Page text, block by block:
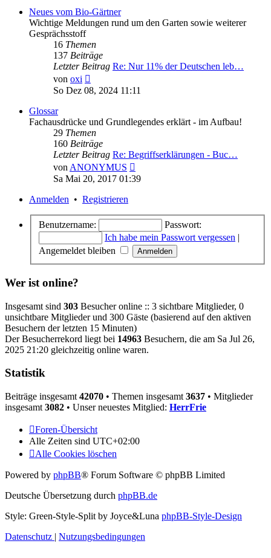
Neues vom Bio-Gärtner
Wichtige Meldungen rund um den Garten sowie weiterer
Gesprächsstoff
16 Themen
137 Beiträge
Letzter Beitrag Re: Nur 11% der Deutschen leb…
von oxi
Beitrag
So Dez 08, 2024 11:11
Glossar
Fachausdrücke und Grundlegendes erklärt - im Aufbau!
29 Themen
160 Beiträge
Letzter Beitrag Re: Begriffserklärungen - Buc…
von ANONYMUS
Beitrag
Sa Mai 20, 2017 01:39
Anmelden • Registrieren
Benutzername:
Passwort:
Ich habe mein Passwort vergessen |
Angemeldet bleiben
Wer ist online?
Insgesamt sind 303 Besucher online :: 3 sichtbare Mitglieder, 0
unsichtbare Mitglieder und 300 Gäste (basierend auf den aktiven
Besuchern der letzten 15 Minuten)
Der Besucherrekord liegt bei 14963 Besuchern, die am Sa Jul 26,
2025 21:20 gleichzeitig online waren.
Statistik
Beiträge insgesamt 42070 • Themen insgesamt 3637 • Mitglieder
insgesamt 3082 • Unser neuestes Mitglied: HerrFrie
Foren-Übersicht
Alle Zeiten sind UTC+02:00
Alle Cookies löschen
Powered by phpBB® Forum Software © phpBB Limited
Deutsche Übersetzung durch phpBB.de
Style: Green-Style-Split by Joyce&Luna phpBB-Style-Design
Datenschutz | Nutzungsbedingungen